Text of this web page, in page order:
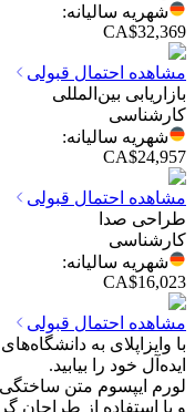
شهریه سالیانه:
CA$32,369
مشاهده احتمال قبولی
بازاریابی بین‌المللی
کارشناسی
شهریه سالیانه:
CA$24,957
مشاهده احتمال قبولی
طراحی صدا
کارشناسی
شهریه سالیانه:
CA$16,023
مشاهده احتمال قبولی
با وایزاپلای به
ایده‌آل خود را بیابید.
لورم ایپسوم متن
و با استفاده از طراحان